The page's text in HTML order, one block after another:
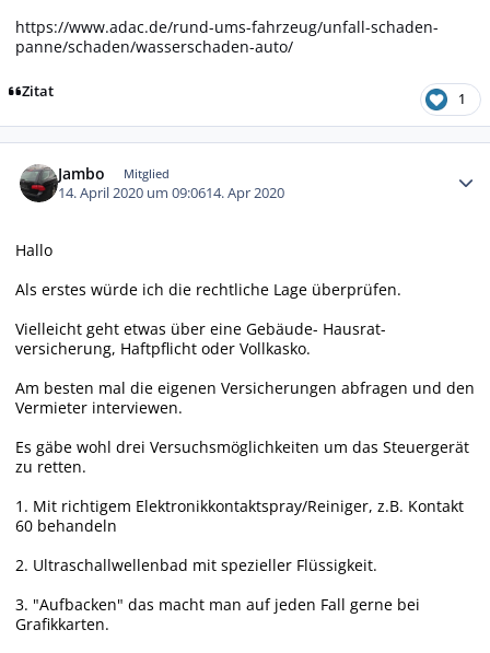
https://www.adac.de/rund-ums-fahrzeug/unfall-schaden-
panne/schaden/wasserschaden-auto/
Zitat 1
Jambo Mitglied
14. April 2020 um 09:0614. Apr 2020
Hallo
Als erstes würde ich die rechtliche Lage überprüfen.
Vielleicht geht etwas über eine Gebäude- Hausrat-
versicherung, Haftpflicht oder Vollkasko.
Am besten mal die eigenen Versicherungen abfragen und den
Vermieter interviewen.
Es gäbe wohl drei Versuchsmöglichkeiten um das Steuergerät
zu retten.
1. Mit richtigem Elektronikkontaktspray/Reiniger, z.B. Kontakt
60 behandeln
2. Ultraschallwellenbad mit spezieller Flüssigkeit.
3. "Aufbacken" das macht man auf jeden Fall gerne bei
Grafikkarten.